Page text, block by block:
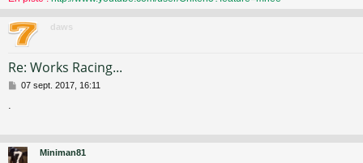
daws
Re: Works Racing...
M
g
e
07 sept. 2017, 16:11
Miniman81